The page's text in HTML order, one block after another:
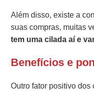
Além disso, existe a
suas compras, muitas
tem uma cilada aí e
Benefícios e
Outro fator positivo